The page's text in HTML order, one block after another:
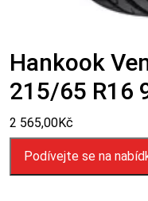
Hankook
215/65 R16
2 565,00Kč
Podívejte se na